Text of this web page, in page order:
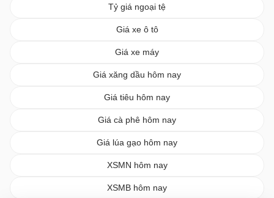
Tỷ giá ngoại tệ
Giá xe ô tô
Giá xe máy
Giá xăng dầu hôm nay
Giá tiêu hôm nay
Giá cà phê hôm nay
Giá lúa gạo hôm nay
XSMN hôm nay
XSMB hôm nay